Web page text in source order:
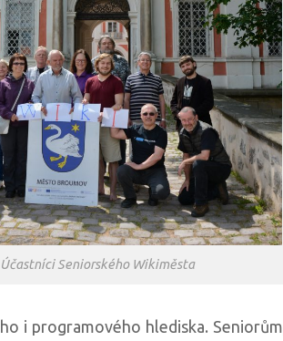
Účastníci Seniorského Wikiměsta
i programového hlediska. Seniorům,